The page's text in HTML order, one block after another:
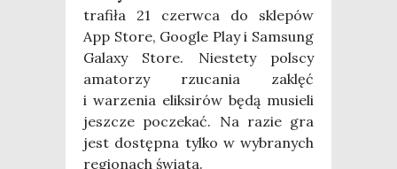
tra­fi­ła 21 czerw­ca do skle­pów
App Sto­re, Google Play i Sam­sung
Gala­xy Sto­re. Nie­ste­ty pol­scy
ama­to­rzy rzu­ca­nia zaklęć
i warze­nia elik­si­rów będą musie­li
jesz­cze pocze­kać. Na razie gra
jest dostęp­na tyl­ko w wybra­nych
regio­nach świa­ta.